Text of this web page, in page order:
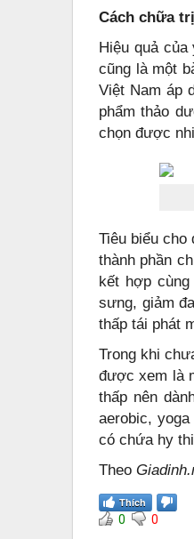
Cách chữa
Hiệu quả
cũng là một
Việt Nam áp
phẩm thảo
chọn được
Tiêu biểu
thành phần
kết hợp
sưng, giảm
thấp tái phát
Trong khi
được xem là
thấp nên
aerobic,
có chứa hy
Theo
Thích
0 0